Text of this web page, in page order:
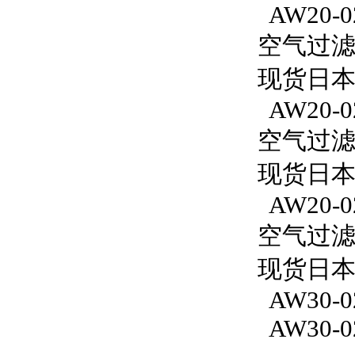
AW20-
空气过
现货日
AW20-
空气过
现货日
AW20-
空气过
现货日
AW30-
AW30-